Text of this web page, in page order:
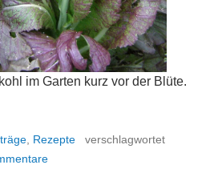
im Garten kurz vor der Blüte.
Rezepte
verschlagwortet